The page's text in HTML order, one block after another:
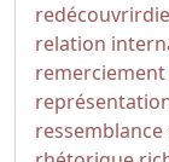
relation
remerciement
ressemblance